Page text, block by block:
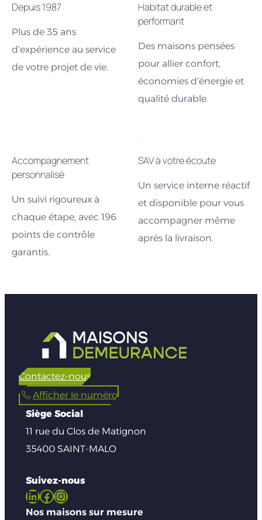
Depuis 1987
Plus de 35 ans
d’expérience au service
de votre projet de vie.
Habitat durable et
performant
Des maisons pensées
pour allier confort,
économies d’énergie et
qualité durable.
Accompagnement
personnalisé
Un suivi rigoureux à
chaque étape, avec 196
points de contrôle
garantis.
SAV à votre écoute
Un service interne réactif
et disponible pour vous
accompagner même
après la livraison.
Contactez-nous
Afficher le numéro
Siège Social
11 rue du Clos de Matignon
35400 SAINT-MALO
Suivez-nous
LinkedIn Facebook Instagram
Nos maisons sur mesure